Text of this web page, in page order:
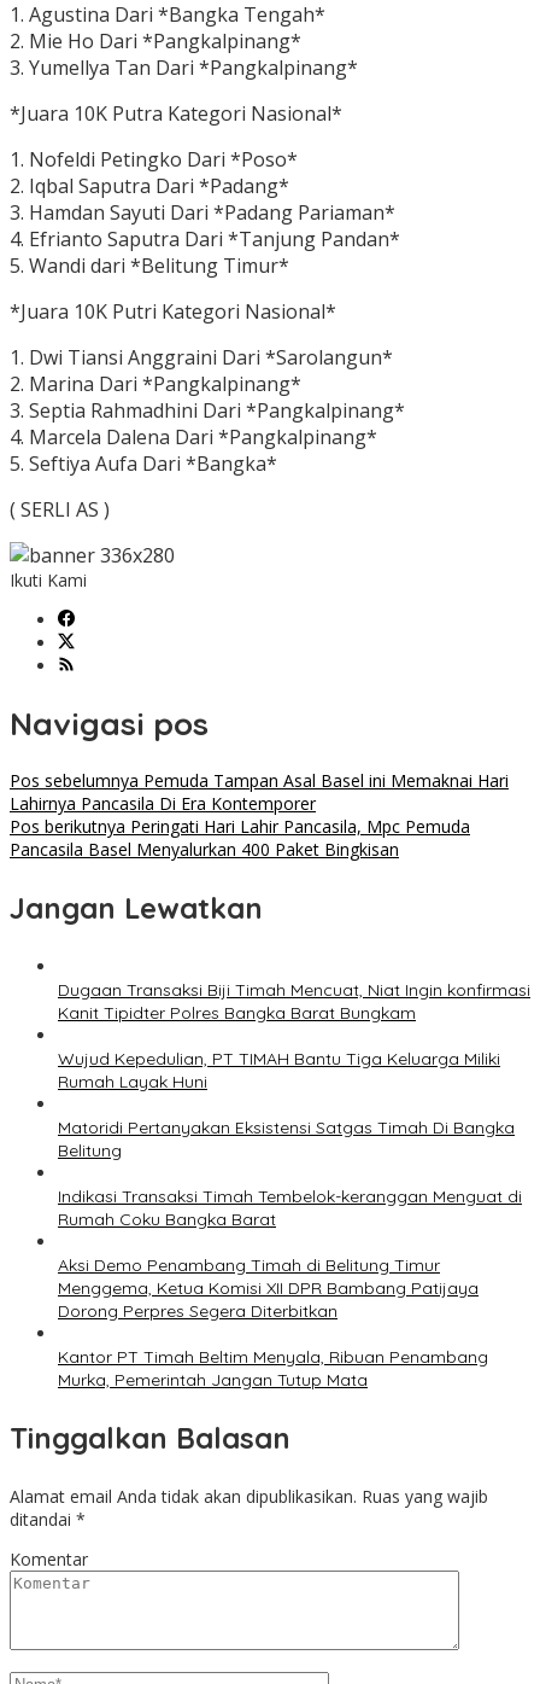
1. Agustina Dari *Bangka Tengah*
2. Mie Ho Dari *Pangkalpinang*
3. Yumellya Tan Dari *Pangkalpinang*
*Juara 10K Putra Kategori Nasional*
1. Nofeldi Petingko Dari *Poso*
2. Iqbal Saputra Dari *Padang*
3. Hamdan Sayuti Dari *Padang Pariaman*
4. Efrianto Saputra Dari *Tanjung Pandan*
5. Wandi dari *Belitung Timur*
*Juara 10K Putri Kategori Nasional*
1. Dwi Tiansi Anggraini Dari *Sarolangun*
2. Marina Dari *Pangkalpinang*
3. Septia Rahmadhini Dari *Pangkalpinang*
4. Marcela Dalena Dari *Pangkalpinang*
5. Seftiya Aufa Dari *Bangka*
( SERLI AS )
Ikuti Kami
Navigasi pos
Pos sebelumnya Pemuda Tampan Asal Basel ini Memaknai Hari
Lahirnya Pancasila Di Era Kontemporer
Pos berikutnya Peringati Hari Lahir Pancasila, Mpc Pemuda
Pancasila Basel Menyalurkan 400 Paket Bingkisan
Jangan Lewatkan
Dugaan Transaksi Biji Timah Mencuat, Niat Ingin konfirmasi
Kanit Tipidter Polres Bangka Barat Bungkam
Wujud Kepedulian, PT TIMAH Bantu Tiga Keluarga Miliki
Rumah Layak Huni
Matoridi Pertanyakan Eksistensi Satgas Timah Di Bangka
Belitung
Indikasi Transaksi Timah Tembelok-keranggan Menguat di
Rumah Coku Bangka Barat
Aksi Demo Penambang Timah di Belitung Timur
Menggema, Ketua Komisi XII DPR Bambang Patijaya
Dorong Perpres Segera Diterbitkan
Kantor PT Timah Beltim Menyala, Ribuan Penambang
Murka, Pemerintah Jangan Tutup Mata
Tinggalkan Balasan
Alamat email Anda tidak akan dipublikasikan. Ruas yang wajib
ditandai *
Komentar